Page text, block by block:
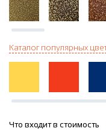
Каталог популярных
Что входит в стоимость